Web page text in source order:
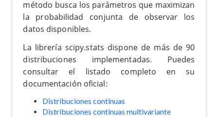
método busca los parámetros que maximizan
la probabilidad conjunta de observar los
datos disponibles.
La librería scipy.stats dispone de más de 90
distribuciones implementadas. Puedes
consultar el listado completo en su
documentación oficial:
Distribuciones continuas
Distribuciones continuas multivariante